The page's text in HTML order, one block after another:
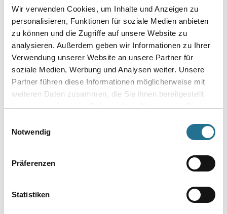
Wir verwenden Cookies, um Inhalte und Anzeigen zu
personalisieren, Funktionen für soziale Medien anbieten
zu können und die Zugriffe auf unsere Website zu
analysieren. Außerdem geben wir Informationen zu Ihrer
Verwendung unserer Website an unsere Partner für
soziale Medien, Werbung und Analysen weiter. Unsere
Partner führen diese Informationen möglicherweise mit
weiteren Daten zusammen, die Sie ihnen bereitgestellt
Notwendig
Präferenzen
Statistiken
Umrechnungsfaktoren
- 6mm Rundstahl
- Stangenverzinkt